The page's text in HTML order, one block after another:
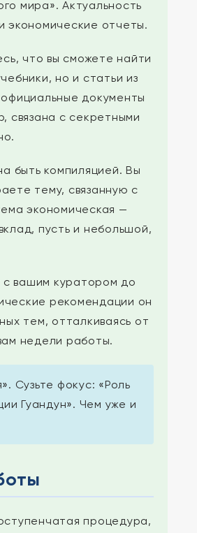
мира». Актуальность
экономические отчеты.
что вы сможете найти
но и статьи из
документы
связана с секретными
быть компиляцией. Вы
тему, связанную с
экономическая —
пусть и небольшой,
с вашим куратором до
рекомендации он
тем, отталкиваясь от
недели работы.
Сузьте фокус: «Роль
Гуандун». Чем уже и
процедура,